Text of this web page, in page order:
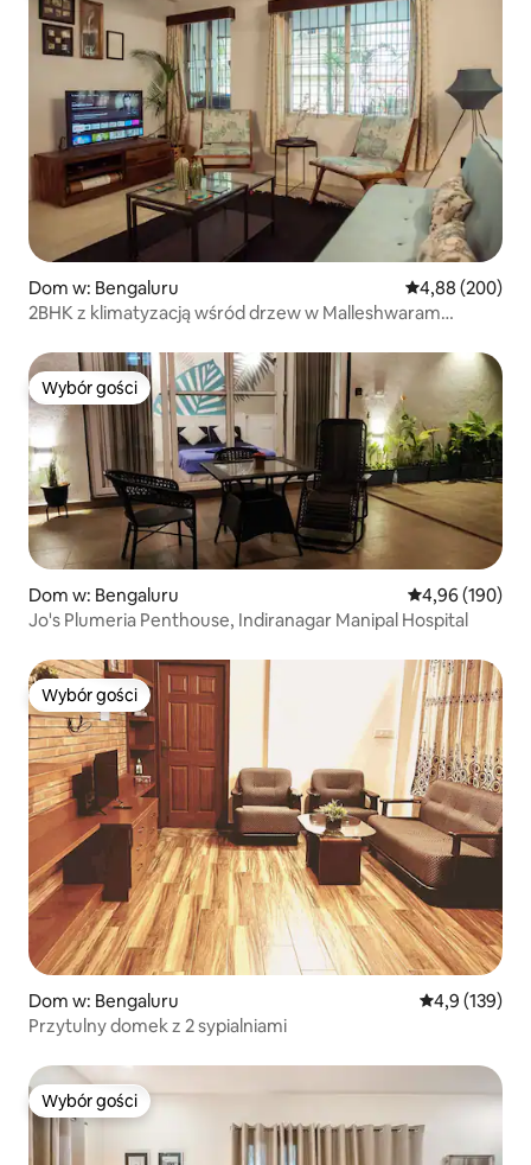
Dom w: Bengaluru Średnia
4,88 (200)
2BHK z klimatyzacją wśród drzew w Malleshwaram
Wybór gości
Wybór gości
Dom w: Bengaluru Średnia
4,96 (190)
Jo's Plumeria Penthouse, Indiranagar Manipal Hospital
Wybór gości
Wybór gości
Dom w: Bengaluru Średnia
4,9 (139)
Przytulny domek z 2 sypialniami
Wybór gości
Wybór gości